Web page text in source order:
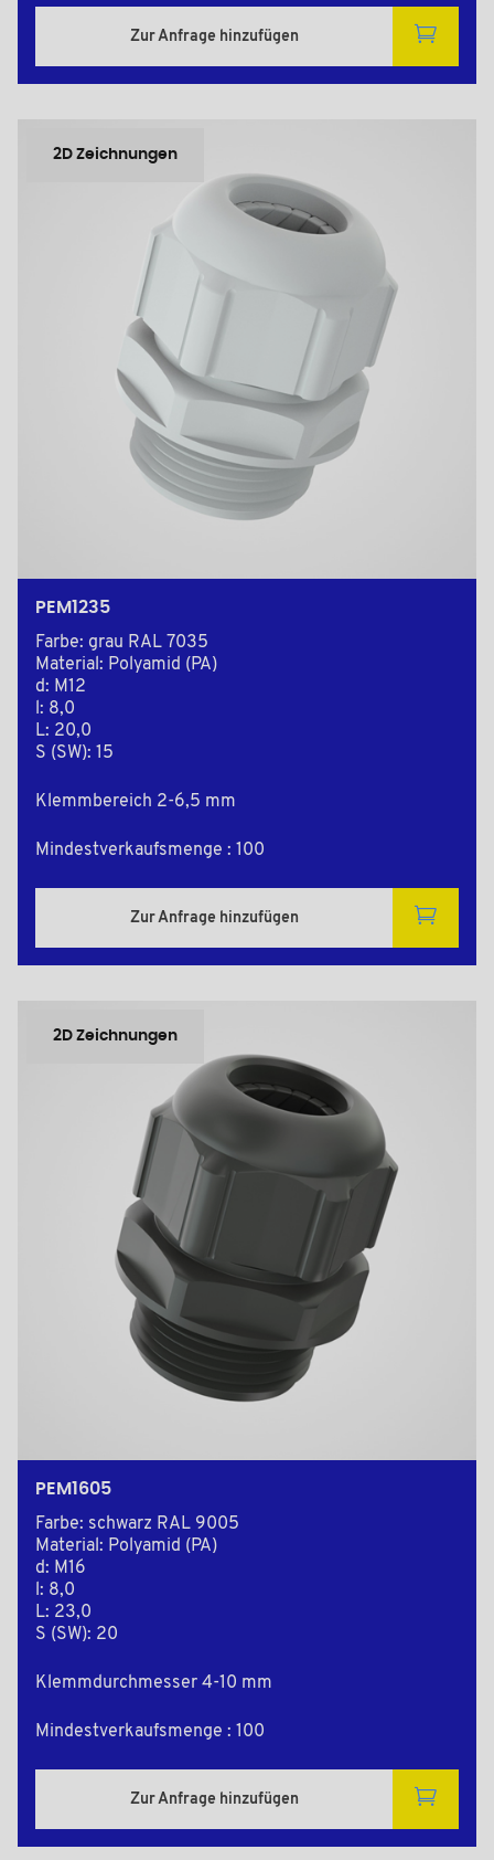
Zur Anfrage hinzufügen
2D Zeichnungen
PEM1235
Farbe: grau RAL 7035
Material: Polyamid (PA)
d: M12
l: 8,0
L: 20,0
S (SW): 15
Klemmbereich 2-6,5 mm
Mindestverkaufsmenge : 100
Zur Anfrage hinzufügen
2D Zeichnungen
PEM1605
Farbe: schwarz RAL 9005
Material: Polyamid (PA)
d: M16
l: 8,0
L: 23,0
S (SW): 20
Klemmdurchmesser 4-10 mm
Mindestverkaufsmenge : 100
Zur Anfrage hinzufügen